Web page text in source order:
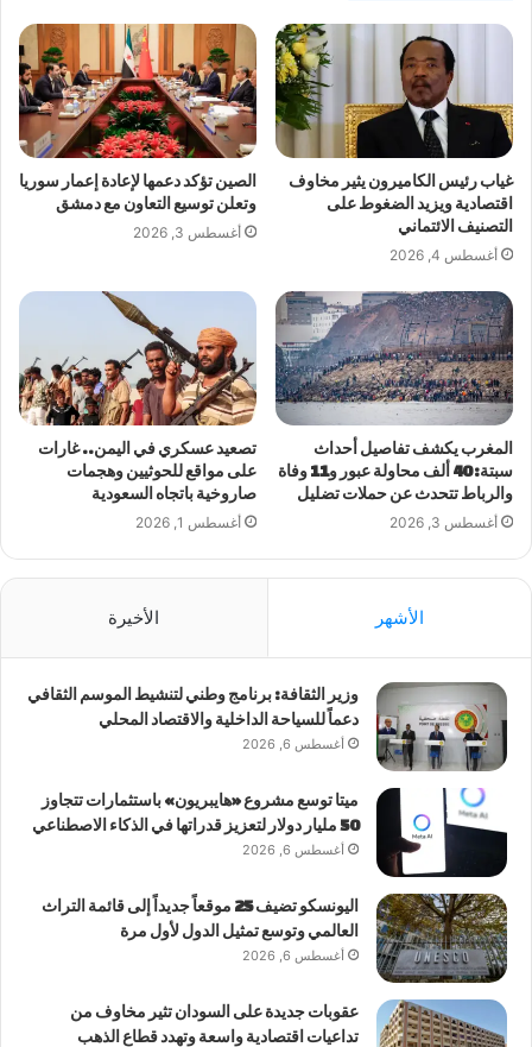
غياب رئيس الكاميرون يثير مخاوف
اقتصادية ويزيد الضغوط على
التصنيف الائتماني
أغسطس 4, 2026
الصين تؤكد دعمها لإعادة إعمار سوريا
وتعلن توسيع التعاون مع دمشق
أغسطس 3, 2026
المغرب يكشف تفاصيل أحداث
سبتة: 40 ألف محاولة عبور و11 وفاة
والرباط تتحدث عن حملات تضليل
أغسطس 3, 2026
تصعيد عسكري في اليمن.. غارات
على مواقع للحوثيين وهجمات
صاروخية باتجاه السعودية
أغسطس 1, 2026
الأشهر الأخيرة
وزير الثقافة: برنامج وطني لتنشيط الموسم الثقافي
دعماً للسياحة الداخلية والاقتصاد المحلي
أغسطس 6, 2026
ميتا توسع مشروع «هايبريون» باستثمارات تتجاوز
50 مليار دولار لتعزيز قدراتها في الذكاء الاصطناعي
أغسطس 6, 2026
اليونسكو تضيف 25 موقعاً جديداً إلى قائمة التراث
العالمي وتوسع تمثيل الدول لأول مرة
أغسطس 6, 2026
عقوبات جديدة على السودان تثير مخاوف من
تداعيات اقتصادية واسعة وتهدد قطاع الذهب